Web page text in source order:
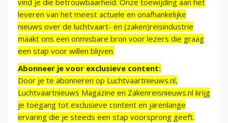
vind je die betrouwbaarheid. Onze toewijding aan het
leveren van het meest actuele en onafhankelijke
nieuws over de luchtvaart- en (zaken)reisindustrie
maakt ons een onmisbare bron voor lezers die graag
een stap voor willen blijven.
Abonneer je voor exclusieve content:
Door je te abonneren op Luchtvaartnieuws.nl,
Luchtvaartnieuws Magazine en Zakenreisnieuws.nl krijg
je toegang tot exclusieve content en jarenlange
ervaring die je steeds een stap voorsprong geeft.